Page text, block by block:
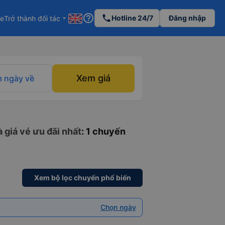
Trở thành đối tác arrow_drop_down help_outline phoneHotline 24/7 Đăng nhập
ngày về Xem giá
giá vé ưu đãi nhất: 1 chuyến
Xem bộ lọc chuyến phổ biến
Chọn ngày